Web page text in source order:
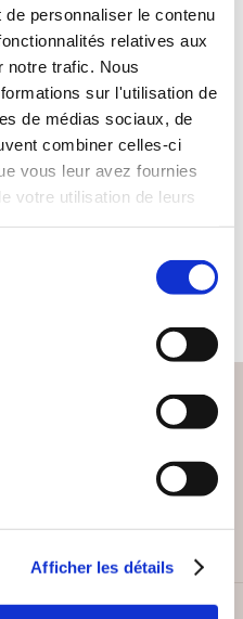
personnaliser le contenu
relatives aux
notre trafic. Nous
sur l'utilisation de
de médias sociaux, de
combiner celles-ci
vous leur avez fournies
votre utilisation de leurs
Afficher les détails
(0 avis)
RAIS Aziz
KAD TOME 1:
EXAMEN ET
COWBOYS DE DÔME